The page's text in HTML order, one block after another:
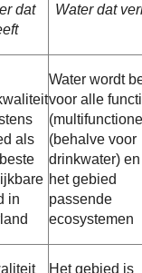
dat
Water dat
als
in
Water wordt
voor alle
(behalve voor
drinkwater)
het gebied
passende
ecosystemen
Het gebied is